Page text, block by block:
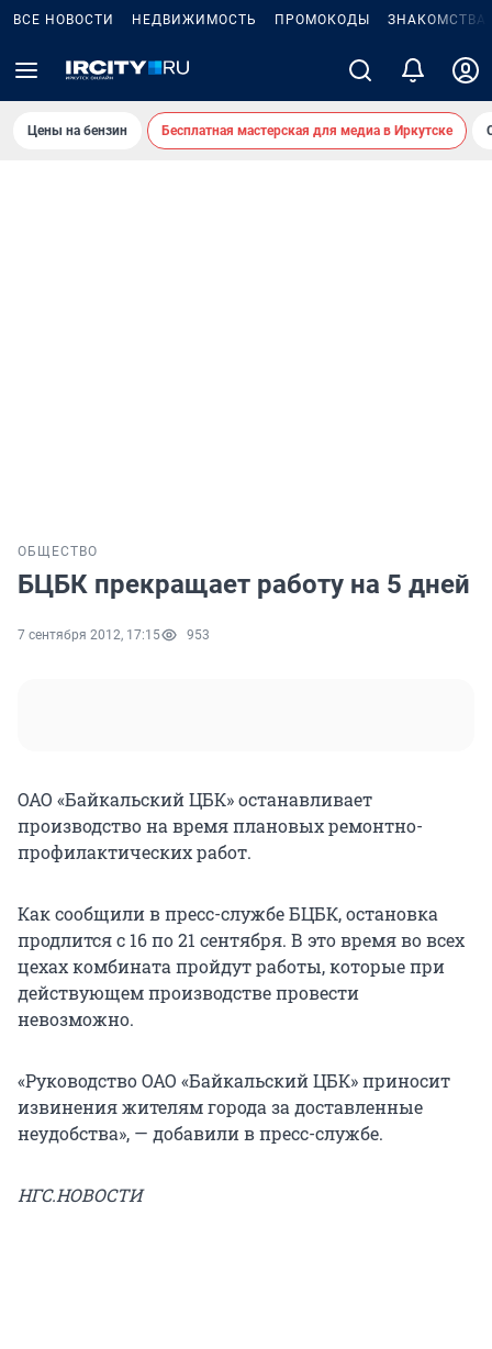
ВСЕ НОВОСТИ НЕДВИЖИМОСТЬ ПРОМОКОДЫ ЗНАКОМСТВА
Цены на бензин Бесплатная мастерская для медиа в Иркутске
ОБЩЕСТВО
БЦБК прекращает работу на 5 дней
7 сентября 2012, 17:15 953
ОАО «Байкальский ЦБК» останавливает
производство на время плановых ремонтно-
профилактических работ.
Как сообщили в пресс-службе БЦБК, остановка
продлится с 16 по 21 сентября. В это время во всех
цехах комбината пройдут работы, которые при
действующем производстве провести
невозможно.
«Руководство ОАО «Байкальский ЦБК» приносит
извинения жителям города за доставленные
неудобства», — добавили в пресс-службе.
НГС.НОВОСТИ